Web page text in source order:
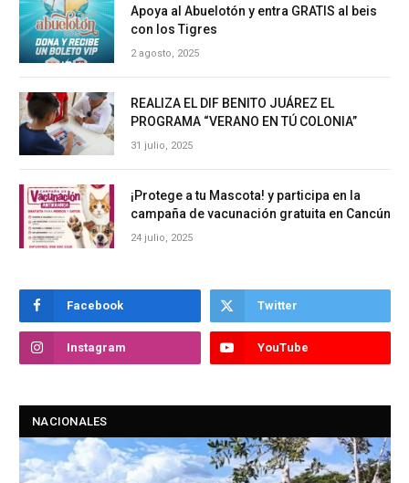
Apoya al Abuelotón y entra GRATIS al beis
con los Tigres
2 agosto, 2025
REALIZA EL DIF BENITO JUÁREZ EL
PROGRAMA “VERANO EN TÚ COLONIA”
31 julio, 2025
¡Protege a tu Mascota! y participa en la
campaña de vacunación gratuita en Cancún
24 julio, 2025
Facebook Twitter
Instagram YouTube
NACIONALES